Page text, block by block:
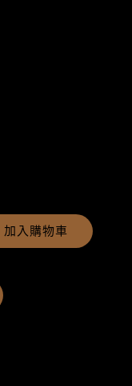
加入購物車